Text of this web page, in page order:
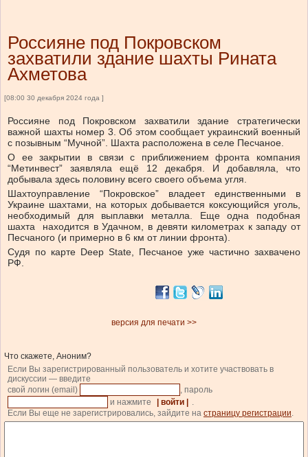
Россияне под Покровском
захватили здание шахты Рината
Ахметова
[08:00 30 декабря 2024 года ]
Россияне под Покровском захватили здание стратегически
важной шахты номер 3. Об этом сообщает украинский военный
с позывным “Мучной”. Шахта расположена в селе Песчаное.
О ее закрытии в связи с приближением фронта компания
“Метинвест” заявляла ещё 12 декабря. И добавляла, что
добывала здесь половину всего своего объема угля.
Шахтоуправление “Покровское” владеет единственными в
Украине шахтами, на которых добывается коксующийся уголь,
необходимый для выплавки металла. Еще одна подобная
шахта находится в Удачном, в девяти километрах к западу от
Песчаного (и примерно в 6 км от линии фронта).
Судя по карте Deep State, Песчаное уже частично захвачено
РФ.
версия для печати >>
Что скажете, Аноним?
Если Вы зарегистрированный пользователь и хотите участвовать в
дискуссии — введите
свой логин (email)
, пароль
и нажмите
| войти |
.
Если Вы еще не зарегистрировались, зайдите на страницу регистрации.